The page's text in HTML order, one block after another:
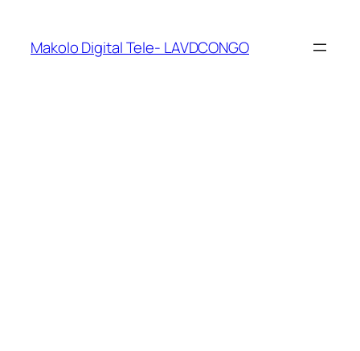
Makolo Digital Tele- LAVDCONGO